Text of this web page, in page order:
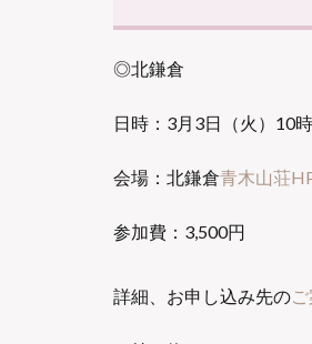
◎北鎌倉
日時：3月3日（火）10
会場：北鎌倉青木山荘
参加費：3,500円
詳細、お申し込み先の